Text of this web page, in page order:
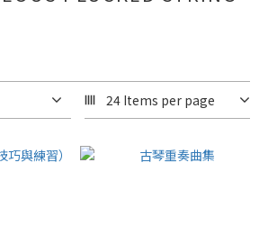
24 Items per page